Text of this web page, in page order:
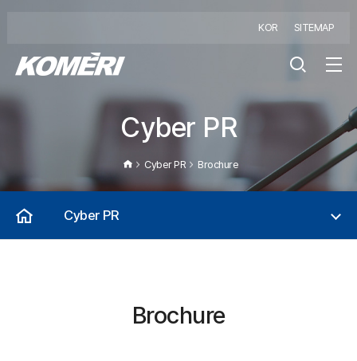
KOR SITEMAP
Cyber PR
Cyber PR Brochure
Cyber PR
Brochure